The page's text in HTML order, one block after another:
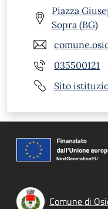
Piazza
Sopra (BG)
035500121
Sito
Comune di